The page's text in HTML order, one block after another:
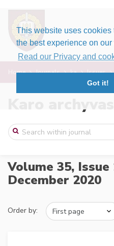
This website uses cookies
the best experience on our
Read our Privacy and
Got it!
Home Journals ka Issues
Karo archyvas
Volume 35, Issue
December 2020
Order by: